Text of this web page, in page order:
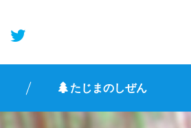
たじまのしぜん